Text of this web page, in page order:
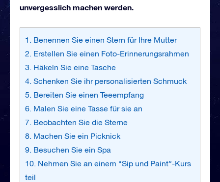
unvergesslich machen werden.
1. Benennen Sie einen Stern für Ihre Mutter
2. Erstellen Sie einen Foto-Erinnerungsrahmen
3. Häkeln Sie eine Tasche
4. Schenken Sie ihr personalisierten Schmuck
5. Bereiten Sie einen Teeempfang
6. Malen Sie eine Tasse für sie an
7. Beobachten Sie die Sterne
8. Machen Sie ein Picknick
9. Besuchen Sie ein Spa
10. Nehmen Sie an einem “Sip und Paint”-Kurs
teil